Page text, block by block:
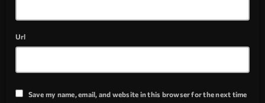
Url
Save my name, email, and website in this browser for the next time